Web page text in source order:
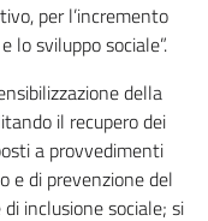
per l’incremento
lo sviluppo sociale”.
della
il recupero dei
a provvedimenti
e di prevenzione del
inclusione sociale; si